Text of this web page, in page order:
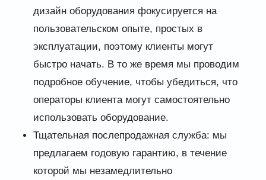
дизайн оборудования фокусируется на
пользовательском опыте, простых в
эксплуатации, поэтому клиенты могут
быстро начать. В то же время мы проводим
подробное обучение, чтобы убедиться, что
операторы клиента могут самостоятельно
использовать оборудование.
Тщательная послепродажная служба: мы
предлагаем годовую гарантию, в течение
которой мы незамедлительно